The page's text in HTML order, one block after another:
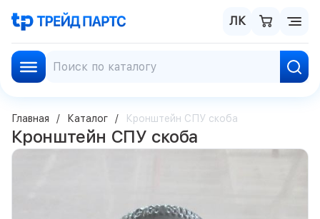
ЛК
Главная Каталог Кронштейн СПУ скоба
Кронштейн СПУ скоба